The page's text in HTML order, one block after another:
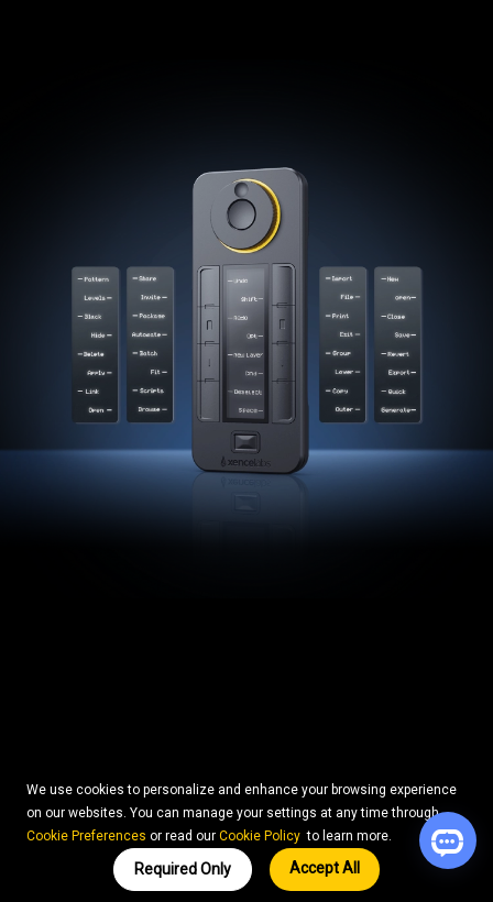
We use cookies to personalize and enhance your browsing experience
on our websites. You can manage your settings at any time through
Cookie Preferences or read our Cookie Policy to learn more.
Required Only Accept All